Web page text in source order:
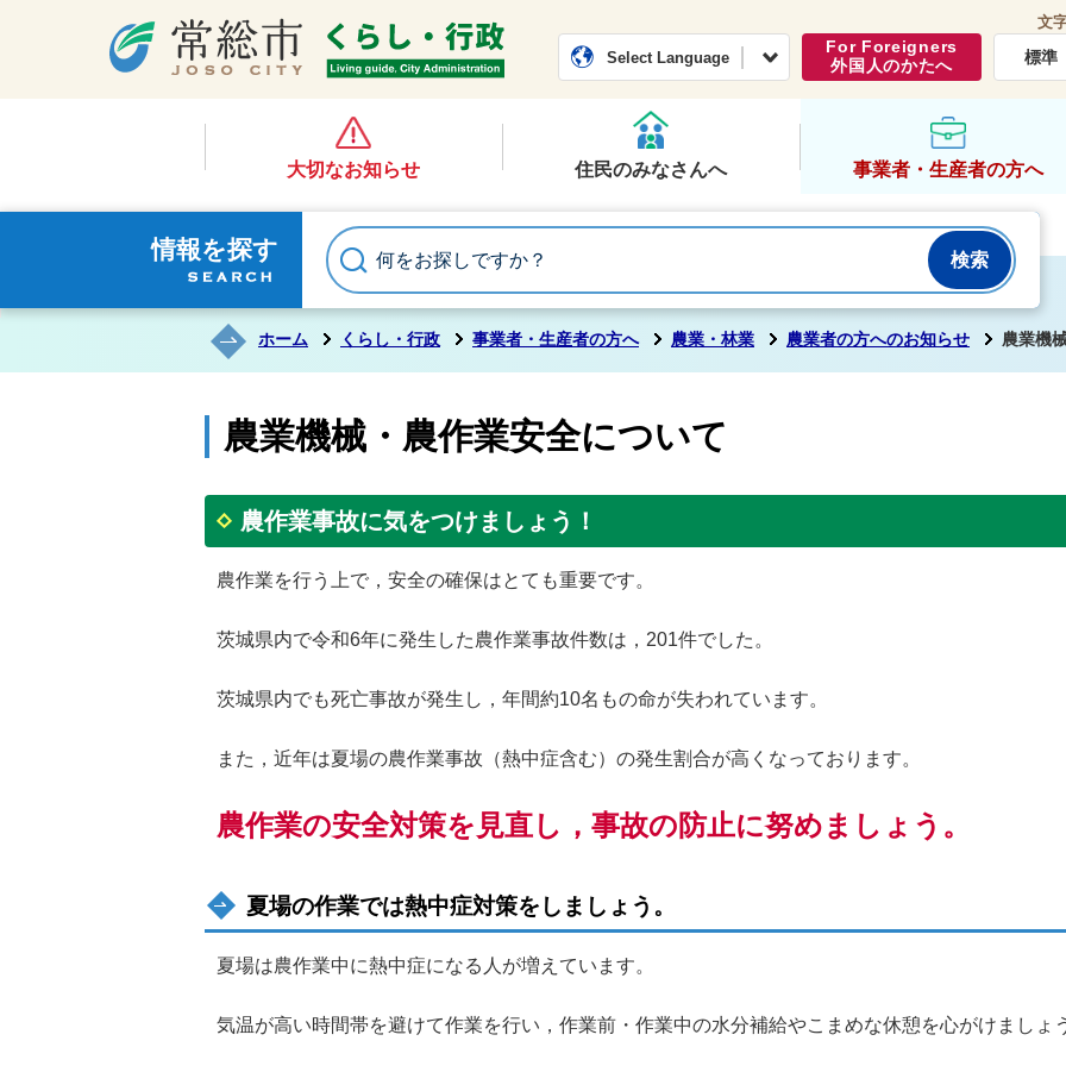
常総市公式ホームページくらし・行政
Select Language
For Foreigners
外国人のかたへ
文
標準
大切なお知らせ 住民のみなさんへ 事業者・生産者の方へ
情報を探す
ホーム くらし・行政 事業者・生産者の方へ 農業・林業 農業者の方へのお知らせ 農業機
農業機械・農作業安全について
農作業事故に気をつけましょう！
農作業を行う上で，安全の確保はとても重要です。
茨城県内で令和6年に発生した農作業事故件数は，201件でした。
茨城県内でも死亡事故が発生し，年間約10名もの命が失われています。
また，近年は夏場の農作業事故（熱中症含む）の発生割合が高くなっております。
農作業の安全対策を見直し，事故の防止に努めましょう。
夏場の作業では熱中症対策をしましょう。
夏場は農作業中に熱中症になる人が増えています。
気温が高い時間帯を避けて作業を行い，作業前・作業中の水分補給やこまめな休憩を心がけましょ